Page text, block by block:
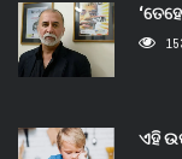
ଏହି